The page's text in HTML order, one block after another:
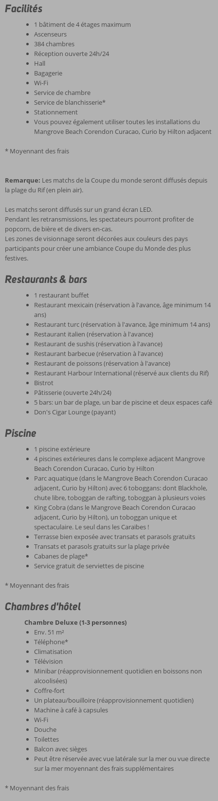
Facilités
1 bâtiment de 4 étages maximum
Ascenseurs
384 chambres
Réception ouverte 24h/24
Hall
Bagagerie
Wi-Fi
Service de chambre
Service de blanchisserie*
Stationnement
Vous pouvez également utiliser toutes les installations du
Mangrove Beach Corendon Curacao, Curio by Hilton adjacent
* Moyennant des frais
Remarque: Les matchs de la Coupe du monde seront diffusés depuis
la plage du Rif (en plein air).
Les matchs seront diffusés sur un grand écran LED.
Pendant les retransmissions, les spectateurs pourront profiter de
popcorn, de bière et de divers en-cas.
Les zones de visionnage seront décorées aux couleurs des pays
participants pour créer une ambiance Coupe du Monde des plus
festives.
Restaurants & bars
1 restaurant buffet
Restaurant mexicain (réservation à l'avance, âge minimum 14
ans)
Restaurant turc (réservation à l'avance, âge minimum 14 ans)
Restaurant italien (réservation à l'avance)
Restaurant de sushis (réservation à l'avance)
Restaurant barbecue (réservation à l'avance)
Restaurant de poissons (réservation à l'avance)
Restaurant Harbour International (réservé aux clients du Rif)
Bistrot
Pâtisserie (ouverte 24h/24)
5 bars: un bar de plage, un bar de piscine et deux espaces café
Don's Cigar Lounge (payant)
Piscine
1 piscine extérieure
4 piscines extérieures dans le complexe adjacent Mangrove
Beach Corendon Curacao, Curio by Hilton
Parc aquatique (dans le Mangrove Beach Corendon Curacao
adjacent, Curio by Hilton) avec 6 toboggans: dont Blackhole,
chute libre, toboggan de rafting, toboggan à plusieurs voies
King Cobra (dans le Mangrove Beach Corendon Curacao
adjacent, Curio by Hilton), un toboggan unique et
spectaculaire. Le seul dans les Caraïbes !
Terrasse bien exposée avec transats et parasols gratuits
Transats et parasols gratuits sur la plage privée
Cabanes de plage*
Service gratuit de serviettes de piscine
* Moyennant des frais
Chambres d'hôtel
Chambre Deluxe (1-3 personnes)
Env. 51 m²
Téléphone*
Climatisation
Télévision
Minibar (réapprovisionnement quotidien en boissons non
alcoolisées)
Coffre-fort
Un plateau/bouilloire (réapprovisionnement quotidien)
Machine à café à capsules
Wi-Fi
Douche
Toilettes
Balcon avec sièges
Peut être réservée avec vue latérale sur la mer ou vue directe
sur la mer moyennant des frais supplémentaires
* Moyennant des frais